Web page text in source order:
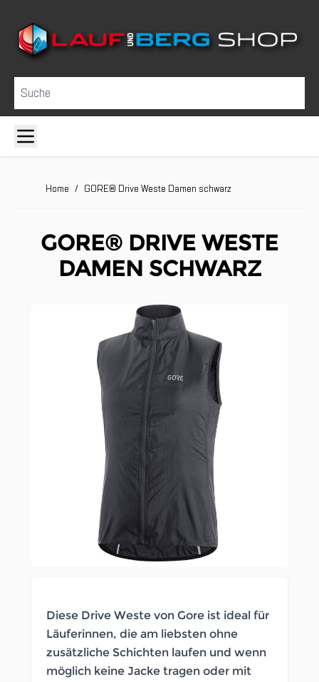
Suche
Home / GORE® Drive Weste Damen schwarz
GORE® DRIVE WESTE
DAMEN SCHWARZ
Clicken, um das Karussell zu überspringen
Diese Drive Weste von Gore ist ideal für
Läuferinnen, die am liebsten ohne
zusätzliche Schichten laufen und wenn
möglich keine Jacke tragen oder mit